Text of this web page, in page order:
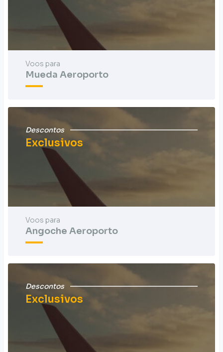
Voos para
Mueda Aeroporto
Descontos
Exclusivos
Voos para
Angoche Aeroporto
Descontos
Exclusivos